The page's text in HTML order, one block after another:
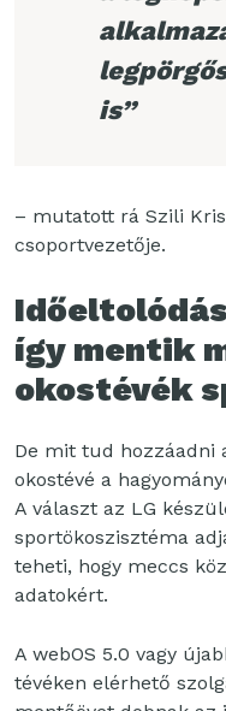
is”
– mutatott rá Szili
csoportvezetője.
így mentik
okostévék
De mit tud hozzáadni
okostévé a
A választ az LG
sportökoszisztéma
teheti, hogy meccs
adatokért.
A webOS 5.0 vagy
tévéken elérhető